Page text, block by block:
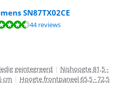
SN87TX02CE
op 44 reviews.
44 reviews
geintegreerd | Nishoogte 81,5 -
cm | Hoogte frontpaneel 65,5 - 72,5